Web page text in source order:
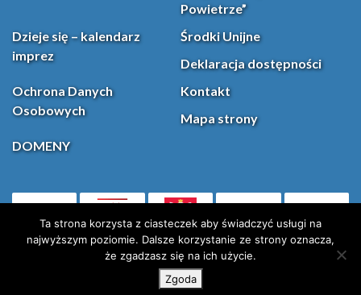
Powietrze”
Dzieje się – kalendarz
imprez
Środki Unijne
Deklaracja dostępności
Ochrona Danych
Osobowych
Kontakt
Mapa strony
DOMENY
(otwiera się w nowej karcie)Facebook
X (Twitter)
Ta strona korzysta z ciasteczek aby świadczyć usługi na
najwyższym poziomie. Dalsze korzystanie ze strony oznacza,
że zgadzasz się na ich użycie.
Zgoda